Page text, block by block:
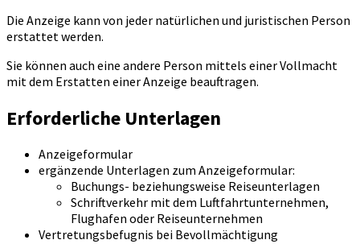
Die Anzeige kann von jeder natürlichen und juristischen Person
erstattet werden.
Sie können auch eine andere Person mittels einer Vollmacht
mit dem Erstatten einer Anzeige beauftragen.
Erforderliche Unterlagen
Anzeigeformular
ergänzende Unterlagen zum Anzeigeformular:
Buchungs- beziehungsweise Reiseunterlagen
Schriftverkehr mit dem Luftfahrtunternehmen,
Flughafen oder Reiseunternehmen
Vertretungsbefugnis bei Bevollmächtigung